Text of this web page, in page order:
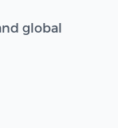
global